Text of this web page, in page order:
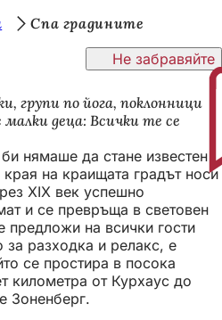
Спа градините
Не забравяйте
групи по йога, поклонници
деца: Всички те се
нямаше да стане известен
на краищата градът носи
XIX век успешно
и се превръща в световен
предложи на всички гости
за разходка и релакс, е
се простира в посока
километра от Курхаус до
Зоненберг.